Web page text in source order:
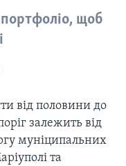
щоб
від половини до
залежить від
муніципальних
та